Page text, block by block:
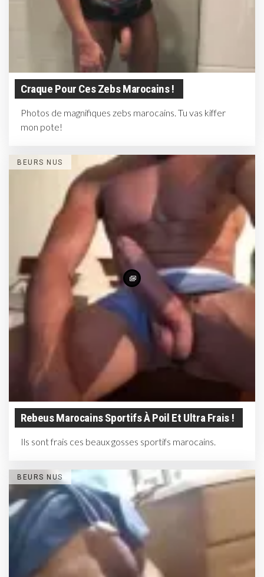
Craque Pour Ces Zebs Marocains !
Photos de magnifiques zebs marocains. Tu vas kiffer
mon pote!
BEURS NUS
Rebeus Marocains Sportifs À Poil Et Ultra Frais !
Ils sont frais ces beaux gosses sportifs marocains.
BEURS NUS